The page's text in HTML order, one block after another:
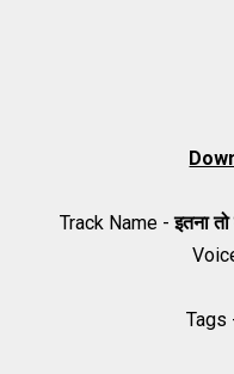
Track Name -इतना
Tags